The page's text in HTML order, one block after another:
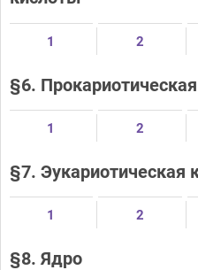
1 2
§6.
1 2
§7. Эукариотическая
1 2
§8. Ядро